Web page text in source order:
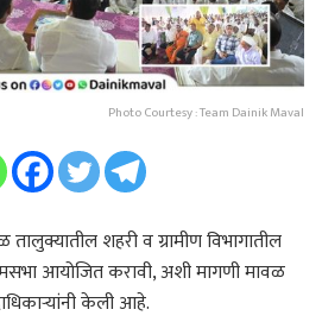
Photo Courtesy : Team Dainik Maval
तालुक्यातील शहरी व ग्रामीण विभागातील
आयोजित करावी, अशी मागणी मावळ
केली आहे.